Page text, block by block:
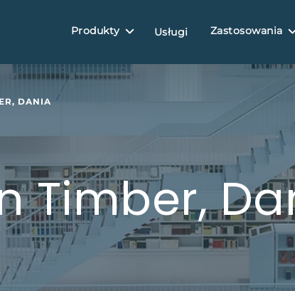
Produkty Usługi Zastosowania
DANIA
Timber,